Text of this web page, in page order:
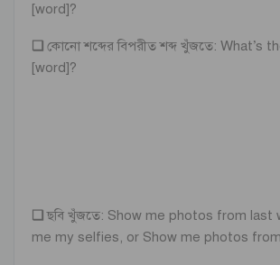
[word]?
❏ কোনো শব্দের বিপরীত শব্দ খুঁজতে: What’s
[word]?
❏ছবি খুঁজতে: Show me photos from last
me my selfies, or Show me photos